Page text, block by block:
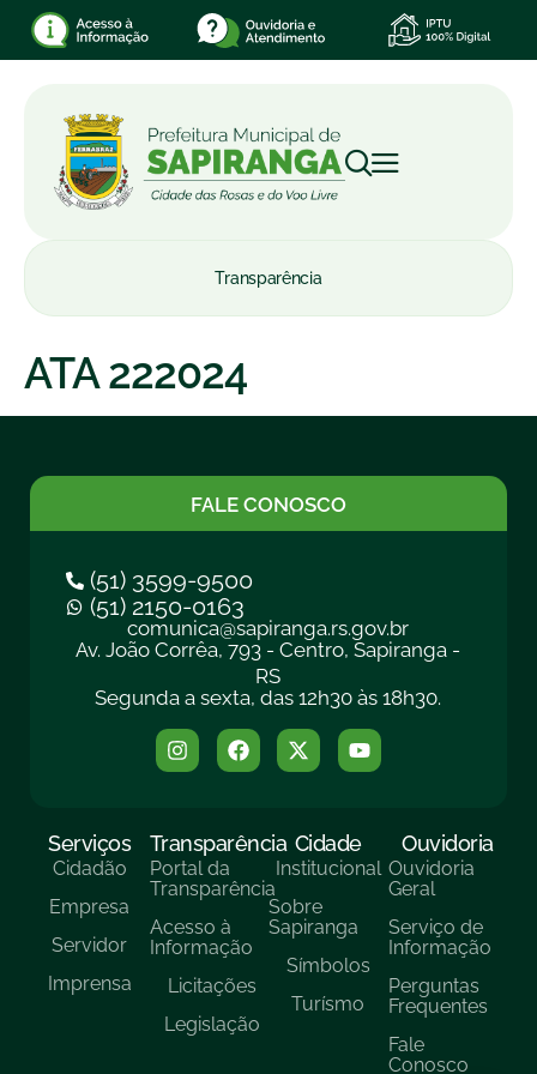
Transparência
ATA 222024
FALE CONOSCO
(51) 3599-9500
(51) 2150-0163
comunica@sapiranga.rs.gov.br
Av. João Corrêa, 793 - Centro, Sapiranga -
RS
Segunda a sexta, das 12h30 às 18h30.
Serviços
Cidadão
Empresa
Servidor
Imprensa
Transparência
Portal da
Transparência
Acesso à
Informação
Licitações
Legislação
Cidade
Institucional
Sobre
Sapiranga
Símbolos
Turísmo
Ouvidoria
Ouvidoria
Geral
Serviço de
Informação
Perguntas
Frequentes
Fale
Conosco